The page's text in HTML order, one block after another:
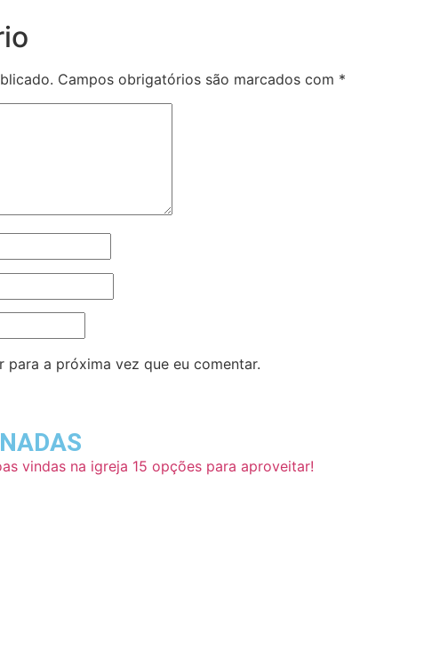
Campos obrigatórios são marcados com *
para a próxima vez que eu comentar.